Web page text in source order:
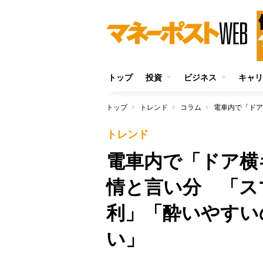
トップ 投資 ビジネス キャ
トップ トレンド コラム
トレンド
電車内で「ドア
情と言い分 「ス
利」「酔いやす
い」